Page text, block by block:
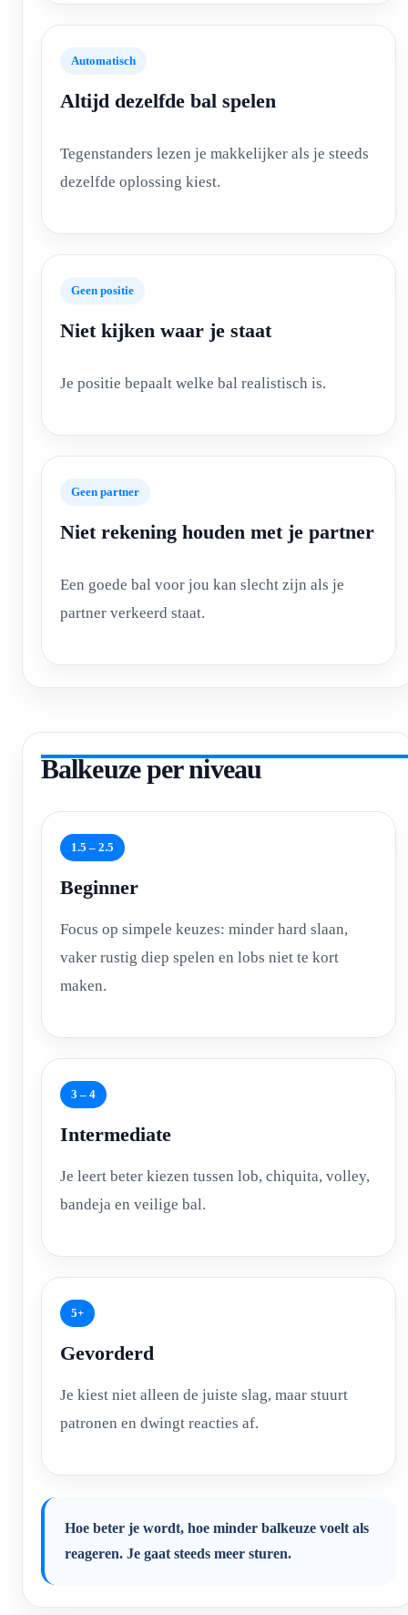
Automatisch
Altijd dezelfde bal spelen
Tegenstanders lezen je makkelijker als je steeds
dezelfde oplossing kiest.
Geen positie
Niet kijken waar je staat
Je positie bepaalt welke bal realistisch is.
Geen partner
Niet rekening houden met je partner
Een goede bal voor jou kan slecht zijn als je
partner verkeerd staat.
Balkeuze per niveau
1.5 – 2.5
Beginner
Focus op simpele keuzes: minder hard slaan,
vaker rustig diep spelen en lobs niet te kort
maken.
3 – 4
Intermediate
Je leert beter kiezen tussen lob, chiquita, volley,
bandeja en veilige bal.
5+
Gevorderd
Je kiest niet alleen de juiste slag, maar stuurt
patronen en dwingt reacties af.
Hoe beter je wordt, hoe minder balkeuze voelt als
reageren. Je gaat steeds meer sturen.